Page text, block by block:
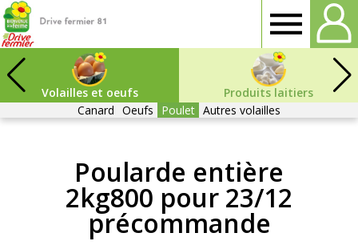
Tarn
Volailles et oeufs
Produits laitiers
Canard Oeufs Poulet Autres volailles
Poularde entière
2kg800 pour 23/12
précommande